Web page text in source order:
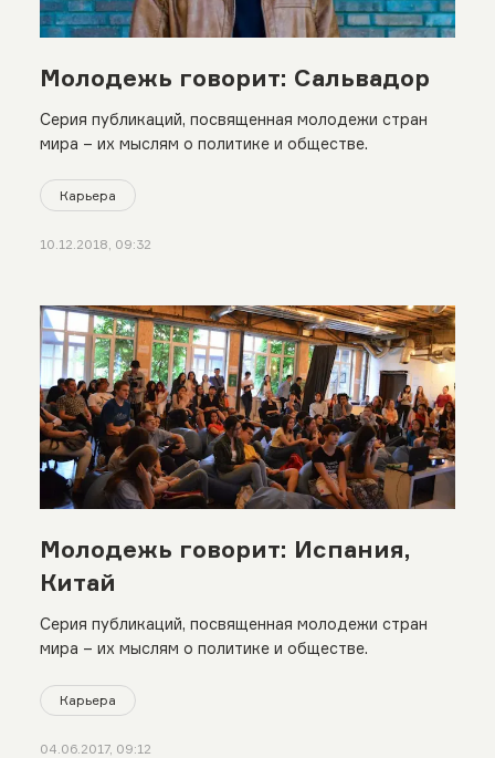
Молодежь говорит: Сальвадор
Серия публикаций, посвященная молодежи стран
мира – их мыслям о политике и обществе.
Карьера
10.12.2018, 09:32
Молодежь говорит: Испания,
Китай
Серия публикаций, посвященная молодежи стран
мира – их мыслям о политике и обществе.
Карьера
04.06.2017, 09:12